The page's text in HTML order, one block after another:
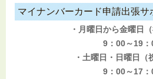
マイナンバーカード申請出張サ
・月曜日から金曜日（
9：00～19：
・土曜日・日曜日（
9：00～17：